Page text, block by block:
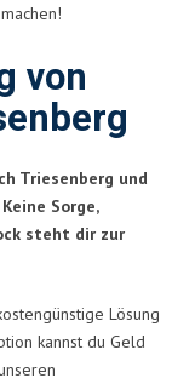
von
Triesenberg und
Keine Sorge,
steht dir zur
Lösung
kannst du Geld